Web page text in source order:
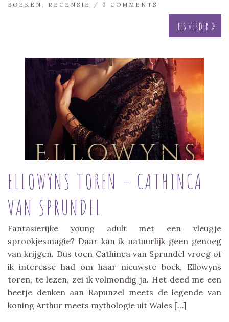
BOEKEN , RECENSIE / 0 COMMENTS
Lees verder »
ELLOWYNS TOREN – CATHINCA
VAN SPRUNDEL
Fantasierijke young adult met een vleugje
sprookjesmagie? Daar kan ik natuurlijk geen genoeg
van krijgen. Dus toen Cathinca van Sprundel vroeg of
ik interesse had om haar nieuwste boek, Ellowyns
toren, te lezen, zei ik volmondig ja. Het deed me een
beetje denken aan Rapunzel meets de legende van
koning Arthur meets mythologie uit Wales […]